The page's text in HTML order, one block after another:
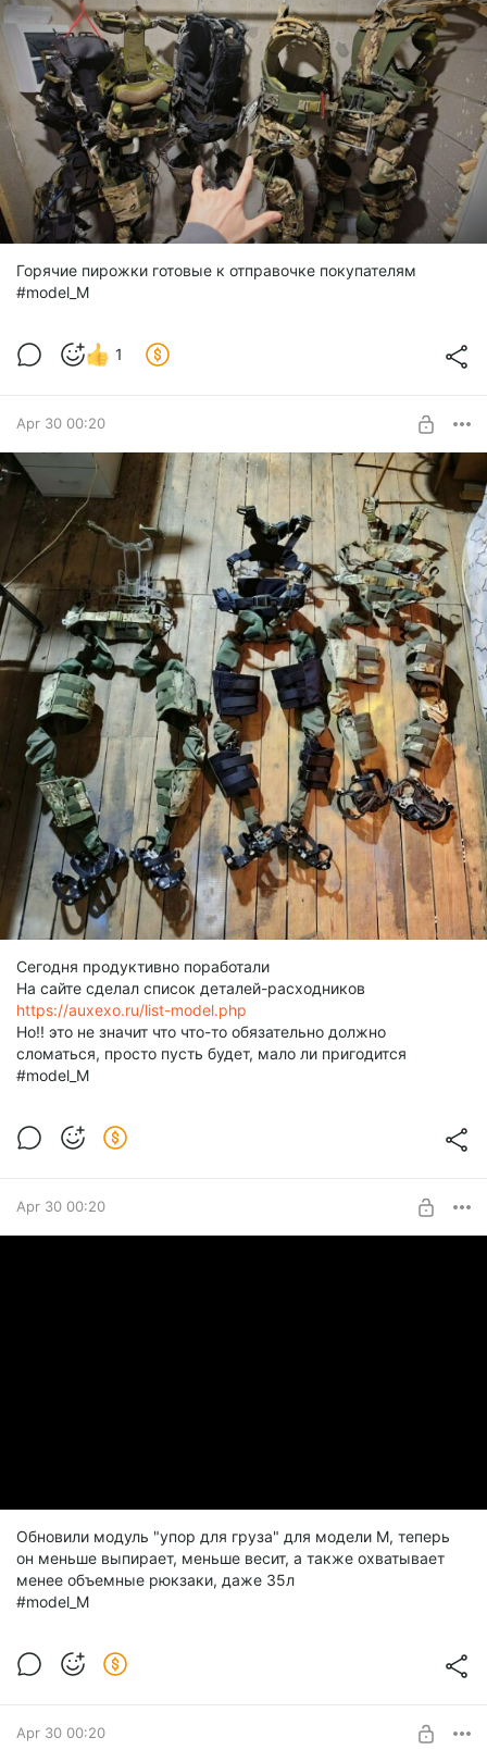
Горячие пирожки готовые к отправочке покупателям
#model_M
1
Apr 30 00:20
Сегодня продуктивно поработали
На сайте сделал список деталей-расходников
https://auxexo.ru/list-model.php
Но!! это не значит что что-то обязательно должно
сломаться, просто пусть будет, мало ли пригодится
#model_M
Apr 30 00:20
Обновили модуль "упор для груза" для модели М, теперь
он меньше выпирает, меньше весит, а также охватывает
менее объемные рюкзаки, даже 35л
#model_M
Apr 30 00:20